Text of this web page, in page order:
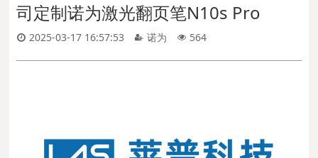
司定制诺为激光翻页笔N10s Pro
2025-03-17 16:57:53 诺为 564